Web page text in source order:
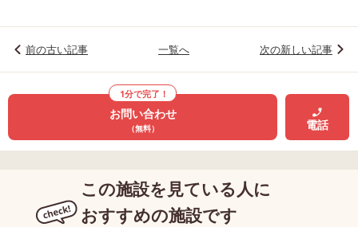
前の古い記事 一覧へ 次の新しい記事
1分で完了！
お問い合わせ
（無料） 電話
この施設を見ている人に
おすすめの施設です